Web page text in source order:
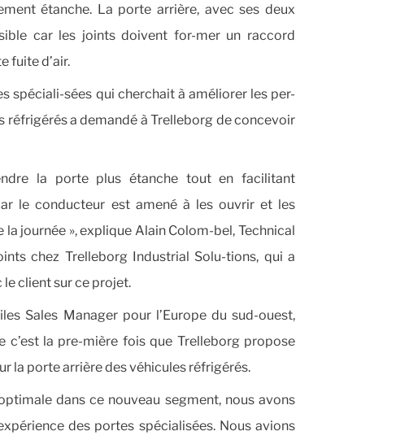
étanche. La porte arrière, avec ses deux
car les joints doivent for-mer un raccord
fuite d’air.
spéciali-sées qui cherchait à améliorer les per-
réfrigérés a demandé à Trelleborg de concevoir
la porte plus étanche tout en facilitant
le conducteur est amené à les ouvrir et les
journée », explique Alain Colom-bel, Technical
chez Trelleborg Industrial Solu-tions, qui a
client sur ce projet.
Sales Manager pour l’Europe du sud-ouest,
c’est la pre-mière fois que Trelleborg propose
la porte arrière des véhicules réfrigérés.
dans ce nouveau segment, nous avons
des portes spécialisées. Nous avions